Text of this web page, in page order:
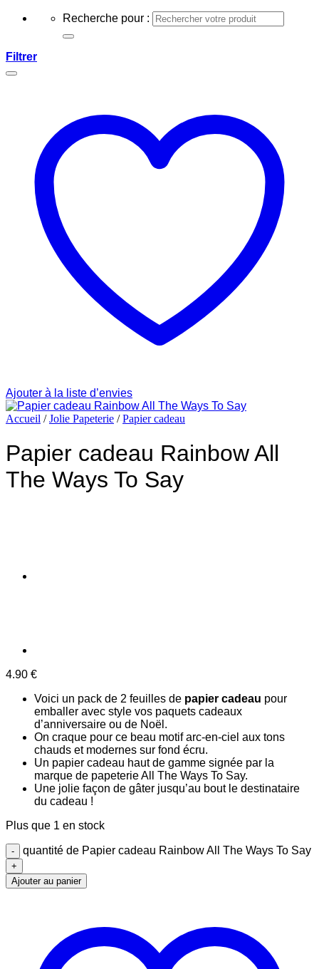
Recherche pour :
Filtrer
Ajouter à la liste d’envies
Accueil / Jolie Papeterie / Papier cadeau
Papier cadeau Rainbow All
The Ways To Say
4.90 €
Voici un pack de 2 feuilles de papier cadeau pour
emballer avec style vos paquets cadeaux
d’anniversaire ou de Noël.
On craque pour ce beau motif arc-en-ciel aux tons
chauds et modernes sur fond écru.
Un papier cadeau haut de gamme signée par la
marque de papeterie All The Ways To Say.
Une jolie façon de gâter jusqu’au bout le destinataire
du cadeau !
Plus que 1 en stock
quantité de Papier cadeau Rainbow All The Ways To Say
Ajouter au panier